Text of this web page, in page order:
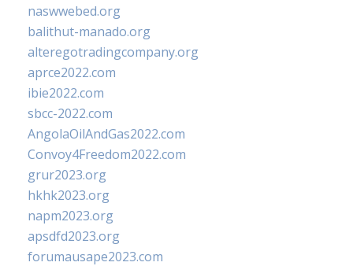
naswwebed.org
balithut-manado.org
alteregotradingcompany.org
aprce2022.com
ibie2022.com
sbcc-2022.com
AngolaOilAndGas2022.com
Convoy4Freedom2022.com
grur2023.org
hkhk2023.org
napm2023.org
apsdfd2023.org
forumausape2023.com